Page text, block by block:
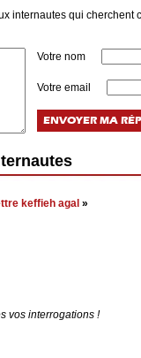
internautes qui cherchent
Votre nom
Votre email
keffieh agal »
vos interrogations !